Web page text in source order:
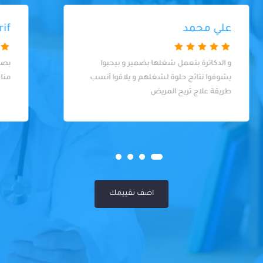
Aidarus Sharif
بصراحه المكان و الخدمة رائعة والسعر
مناسب جدا شكرا لك يا د/ يحيى
اضف تقييمك